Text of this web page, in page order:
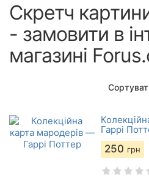
Скретч
- замовити в
магазині
Гаррі
250 грн